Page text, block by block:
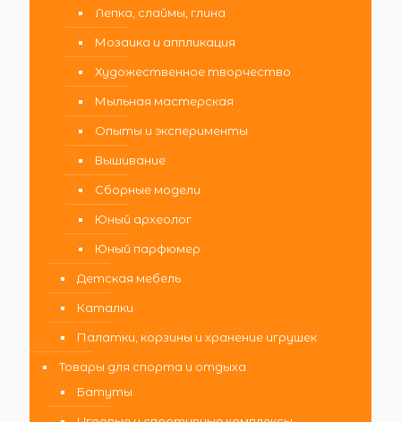
Лепка, слаймы, глина
Мозаика и аппликация
Художественное творчество
Мыльная мастерская
Опыты и эксперименты
Вышивание
Сборные модели
Юный археолог
Юный парфюмер
Детская мебель
Каталки
Палатки, корзины и хранение игрушек
Товары для спорта и отдыха
Батуты